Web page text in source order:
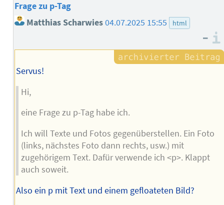
Frage zu p-Tag
Matthias Scharwies04.07.2025 15:55 html
–
Servus!
Hi,
eine Frage zu p-Tag habe ich.
Ich will Texte und Fotos gegenüberstellen. Ein Foto
(links, nächstes Foto dann rechts, usw.) mit
zugehörigem Text. Dafür verwende ich <p>. Klappt
auch soweit.
Also ein p mit Text und einem gefloateten Bild?